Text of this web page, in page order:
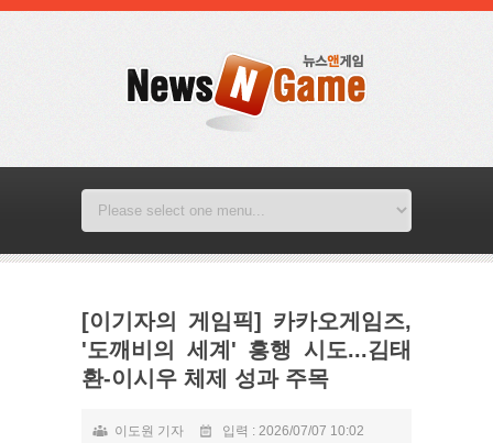
[이기자의 게임픽] 카카오게임즈,
'도깨비의 세계' 흥행 시도...김태
환-이시우 체제 성과 주목
이도원 기자 입력 : 2026/07/07 10:02